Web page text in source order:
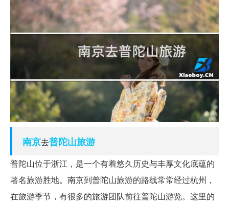
南京去普陀山旅游
普陀山位于浙江，是一个有着悠久历史与丰厚文化底蕴的
著名旅游胜地。南京到普陀山旅游的路线常常经过杭州，
在旅游季节，有很多的旅游团队前往普陀山游览。这里的